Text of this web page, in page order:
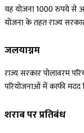
यह योजना 1000 रुपये से
योजना के तहत राज्य
जलयाग्नम
राज्य सरकार पोलावरम
परियोजनाओं में काफी मदद
शराब पर प्रतिबंध